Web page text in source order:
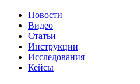
Новости
Видео
Статьи
Инструкции
Исследования
Кейсы